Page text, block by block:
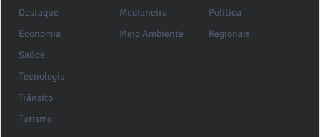
Destaque
Economia
Medianeira
Meio Ambiente
Política
Regionais
Saúde
Tecnologia
Trânsito
Turismo